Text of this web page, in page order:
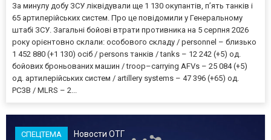
За минулу добу ЗСУ ліквідували ще 1 130 окупантів, пʼять танків і
65 артилерійських систем. Про це повідомили у Генеральному
штабі ЗСУ. Загальні бойові втрати противника на 5 серпня 2026
року орієнтовно склали: особового складу / personnel – близько
1 452 880 (+1 130) осіб / persons танків / tanks – 12 242 (+5) од.
бойових броньованих машин / troop–carrying AFVs – 25 084 (+5)
од. артилерійських систем / artillery systems – 47 396 (+65) од.
РСЗВ / MLRS – 2...
СПЕЦТЕМА Новости ОТГ